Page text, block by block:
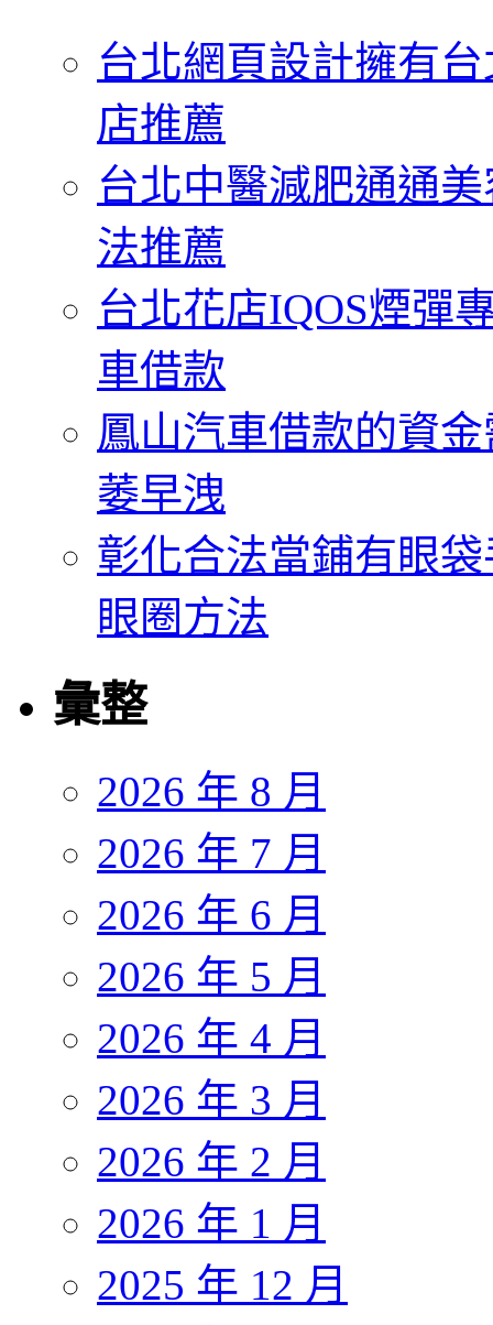
台北網頁設計擁有
店推薦
台北中醫減肥通通
法推薦
台北花店IQOS煙彈
車借款
鳳山汽車借款的資
萎早洩
彰化合法當鋪有眼
眼圈方法
彙整
2026 年 8 月
2026 年 7 月
2026 年 6 月
2026 年 5 月
2026 年 4 月
2026 年 3 月
2026 年 2 月
2026 年 1 月
2025 年 12 月